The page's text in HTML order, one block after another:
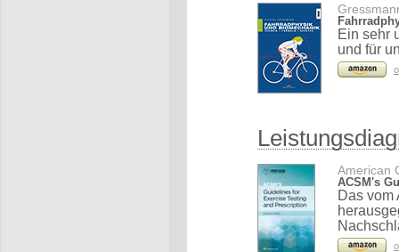
Ein sehr
und für
American
ACSM's
Das vom